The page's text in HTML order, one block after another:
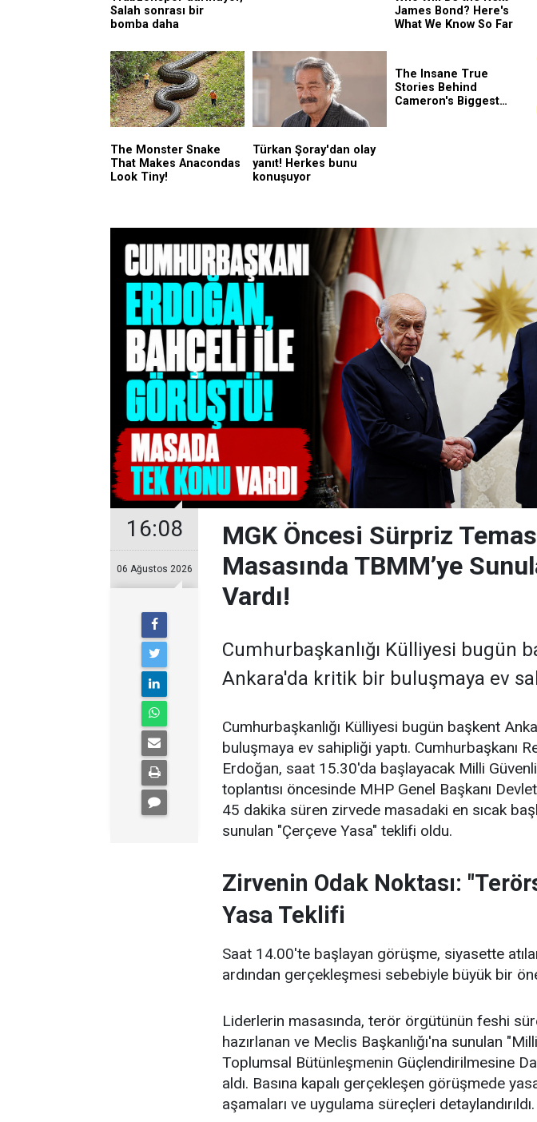
16:08
06 Ağustos 2026
MGK Öncesi Sürpriz
Masasında TBMM’ye
Vardı!
Cumhurbaşkanlığı Külliyesi bugün
Ankara'da kritik bir buluşmaya ev
Cumhurbaşkanlığı Külliyesi bugün başkent
buluşmaya ev sahipliği yaptı. Cumhurbaşkanı
Erdoğan, saat 15.30'da başlayacak Milli
toplantısı öncesinde MHP Genel Başkanı
45 dakika süren zirvede masadaki en sıcak
sunulan "Çerçeve Yasa" teklifi oldu.
Zirvenin Odak Noktası:
Yasa Teklifi
Saat 14.00'te başlayan görüşme, siyasette
ardından gerçekleşmesi sebebiyle büyük bir
Liderlerin masasında, terör örgütünün feshi
hazırlanan ve Meclis Başkanlığı'na sunulan
Toplumsal Bütünleşmenin Güçlendirilmesine
aldı. Basına kapalı gerçekleşen görüşmede
aşamaları ve uygulama süreçleri detaylandırıldı.